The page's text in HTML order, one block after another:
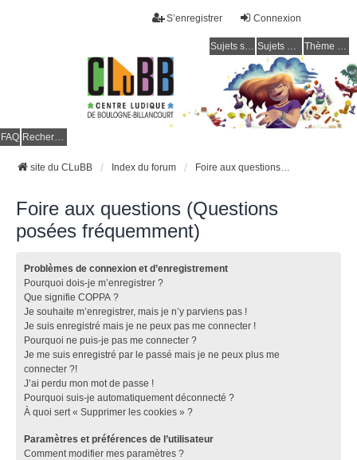
Connexion
S’enregistrer
Sujets sans réponse Sujets actifs Thème clair / foncé
FAQ Rechercher
site du CLuBB Index du forum Foire aux questions (Questions posées fréquemment)
Foire aux questions (Questions
posées fréquemment)
Problèmes de connexion et d’enregistrement
Pourquoi dois-je m’enregistrer ?
Que signifie COPPA ?
Je souhaite m’enregistrer, mais je n’y parviens pas !
Je suis enregistré mais je ne peux pas me connecter !
Pourquoi ne puis-je pas me connecter ?
Je me suis enregistré par le passé mais je ne peux plus me
connecter ?!
J’ai perdu mon mot de passe !
Pourquoi suis-je automatiquement déconnecté ?
À quoi sert « Supprimer les cookies » ?
Paramètres et préférences de l’utilisateur
Comment modifier mes paramètres ?